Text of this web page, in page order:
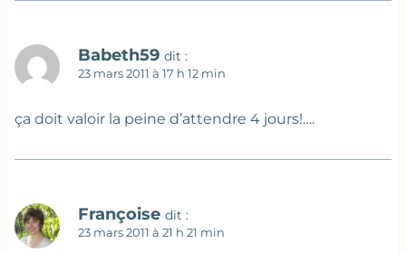
Babeth59 dit :
23 mars 2011 à 17 h 12 min
ça doit valoir la peine d’attendre 4 jours!….
Françoise dit :
23 mars 2011 à 21 h 21 min